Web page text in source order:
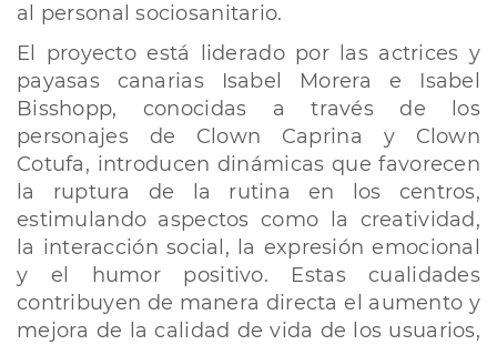
al personal sociosanitario.
El proyecto está liderado por las actrices y
payasas canarias Isabel Morera e Isabel
Bisshopp, conocidas a través de los
personajes de Clown Caprina y Clown
Cotufa, introducen dinámicas que favorecen
la ruptura de la rutina en los centros,
estimulando aspectos como la creatividad,
la interacción social, la expresión emocional
y el humor positivo. Estas cualidades
contribuyen de manera directa el aumento y
mejora de la calidad de vida de los usuarios,